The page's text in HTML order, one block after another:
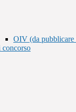
OIV (da pubblicare